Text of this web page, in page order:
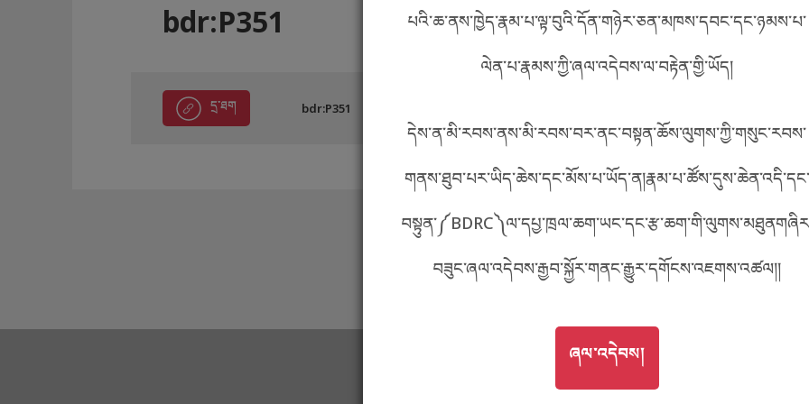
བོད་ཡིག
English
ភាសាខ្មែរ
པའི་ཆ་ནས་ཁྱེད་རྣམ་པ་ལྟ་བུའི་དོན་གཉེར་ཅན་མཁས་དབང་དང་ཉམས་པ་
ལེན་པ་རྣམས་ཀྱི་ཞལ་འདེབས་ལ་བརྟེན་གྱི་ཡོད།
དེས་ན་མི་རབས་ནས་མི་རབས་བར་ནང་བསྟན་ཆོས་ལུགས་ཀྱི་གསུང་རབས་
གནས་ཐུབ་པར་ཡིད་ཆེས་དང་མོས་པ་ཡོད་ན།རྣམ་པ་ཚོས་དུས་ཆེན་འདི་དང་
བཟུང་ཞལ་འདེབས་རྒྱབ་སྐྱོར་གནང་རྒྱུར་དགོངས་འཇགས་འཚལ།།
GO TOཞལ་འདེབས།
ཞལ་འདེབས།
bdr:P351
དྲ་ཐག bdr:P351